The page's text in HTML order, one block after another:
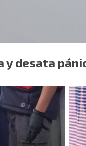
y desata